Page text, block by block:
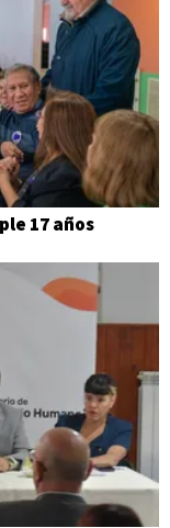
17 años